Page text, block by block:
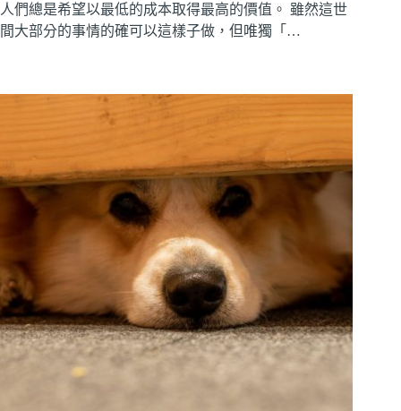
人們總是希望以最低的成本取得最高的價值。 雖然這世
間大部分的事情的確可以這樣子做，但唯獨「…